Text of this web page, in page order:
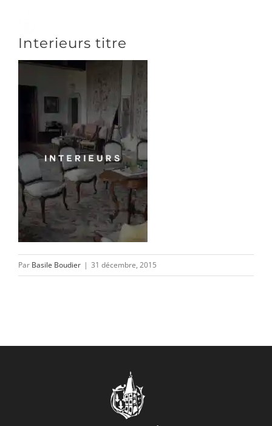
contenu
DÉCOUVRIR
NOUS SUIVRE
L’ASSOCIATION
CONTACT/ACCÈS
Interieurs titre
Par Basile Boudier | 31 décembre, 2015